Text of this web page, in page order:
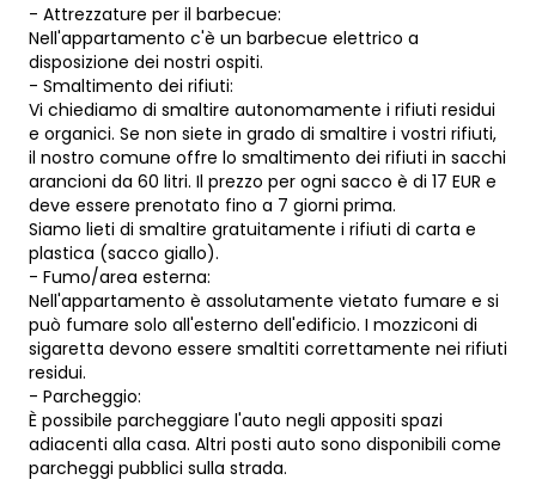
- Attrezzature per il barbecue:
Nell'appartamento c'è un barbecue elettrico a
disposizione dei nostri ospiti.
- Smaltimento dei rifiuti:
Vi chiediamo di smaltire autonomamente i rifiuti residui
e organici. Se non siete in grado di smaltire i vostri rifiuti,
il nostro comune offre lo smaltimento dei rifiuti in sacchi
arancioni da 60 litri. Il prezzo per ogni sacco è di 17 EUR e
deve essere prenotato fino a 7 giorni prima.
Siamo lieti di smaltire gratuitamente i rifiuti di carta e
plastica (sacco giallo).
- Fumo/area esterna:
Nell'appartamento è assolutamente vietato fumare e si
può fumare solo all'esterno dell'edificio. I mozziconi di
sigaretta devono essere smaltiti correttamente nei rifiuti
residui.
- Parcheggio:
È possibile parcheggiare l'auto negli appositi spazi
adiacenti alla casa. Altri posti auto sono disponibili come
parcheggi pubblici sulla strada.